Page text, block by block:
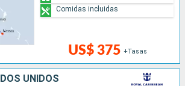
US$ 375 +Tasas
Comidas incluidas
UNIDOS